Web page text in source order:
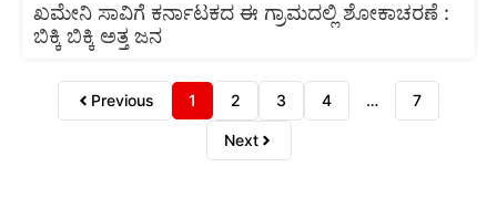
ಖಮೇನಿ ಸಾವಿಗೆ ಕರ್ನಾಟಕದ ಈ ಗ್ರಾಮದಲ್ಲಿ ಶೋಕಾಚರಣೆ :
ಬಿಕ್ಕಿ ಬಿಕ್ಕಿ ಅತ್ತ ಜನ
Previous 1 2 3 4 … 7
Next